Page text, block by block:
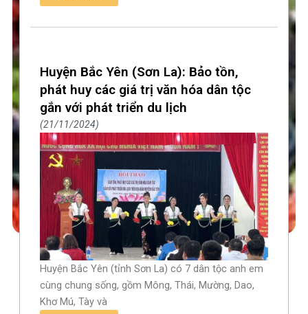
Huyện Bắc Yên (Sơn La): Bảo tồn,
phát huy các giá trị văn hóa dân tộc
gắn với phát triển du lịch
21/11/2024
Huyện Bắc Yên (tỉnh Sơn La) có 7 dân tộc anh em
cùng chung sống, gồm Mông, Thái, Mường, Dao,
Khơ Mú, Tày và